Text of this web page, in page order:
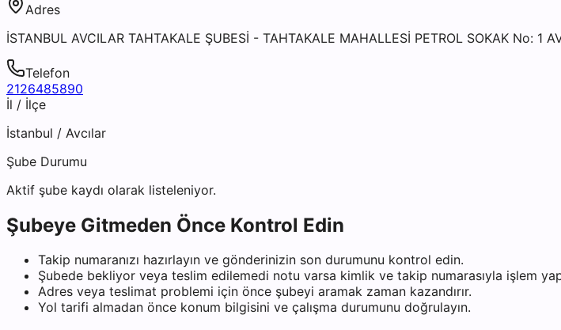
Adres
İSTANBUL AVCILAR TAHTAKALE ŞUBESİ - TAHTAKALE MAHALLESİ PETROL SOKAK No: 1
Telefon
2126485890
İl / İlçe
İstanbul / Avcılar
Şube Durumu
Aktif şube kaydı olarak listeleniyor.
Şubeye Gitmeden Önce Kontrol Edin
Takip numaranızı hazırlayın ve gönderinizin son durumunu kontrol edin.
Şubede bekliyor veya teslim edilemedi notu varsa kimlik ve takip numarasıyla işlem
Adres veya teslimat problemi için önce şubeyi aramak zaman kazandırır.
Yol tarifi almadan önce konum bilgisini ve çalışma durumunu doğrulayın.